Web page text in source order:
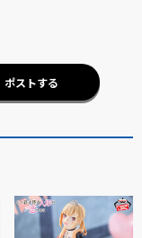
ポストする